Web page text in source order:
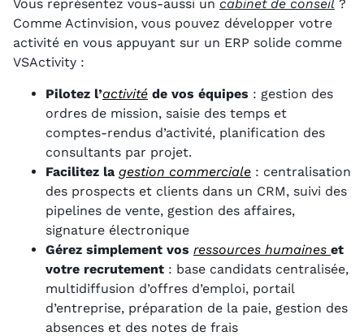
Vous représentez vous-aussi un cabinet de conseil ?
Comme Actinvision, vous pouvez développer votre
activité en vous appuyant sur un ERP solide comme
VSActivity :
Pilotez l’activité de vos équipes : gestion des
ordres de mission, saisie des temps et
comptes-rendus d’activité, planification des
consultants par projet.
Facilitez la gestion commerciale : centralisation
des prospects et clients dans un CRM, suivi des
pipelines de vente, gestion des affaires,
signature électronique
Gérez simplement vos ressources humaines et
votre recrutement : base candidats centralisée,
multidiffusion d’offres d’emploi, portail
d’entreprise, préparation de la paie, gestion des
absences et des notes de frais